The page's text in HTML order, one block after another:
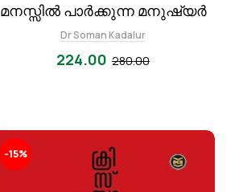
മനസ്സിൽ പാർക്കുന്ന മനുഷ്യർ
Dr Soman Kadalur
280.00
224.00
-15%